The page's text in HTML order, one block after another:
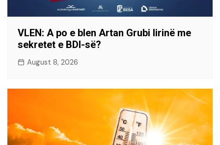
VLEN: A po e blen Artan Grubi lirinë me
sekretet e BDI-së?
August 8, 2026